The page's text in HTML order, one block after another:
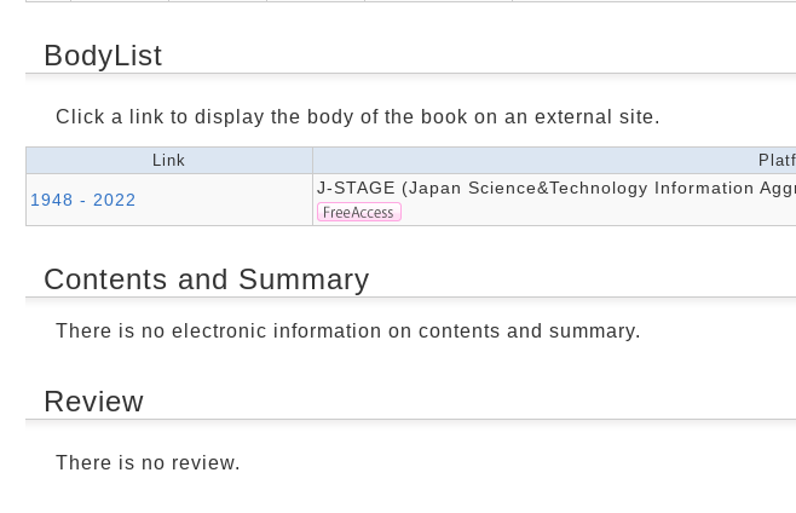
BodyList
Click a link to display the body of the book on an external site.
Link
1948 - 2022
J-STAGE (Japan Science&Technology Information
Contents and Summary
There is no electronic information on contents and summary.
Review
There is no review.